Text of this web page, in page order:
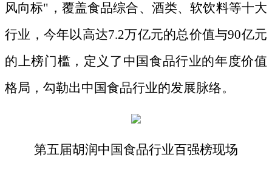
风向标"，覆盖食品综合、酒类、软饮料等十大
行业，今年以高达7.2万亿元的总价值与90亿元
的上榜门槛，定义了中国食品行业的年度价值
格局，勾勒出中国食品行业的发展脉络。
第五届胡润中国食品行业百强榜现场